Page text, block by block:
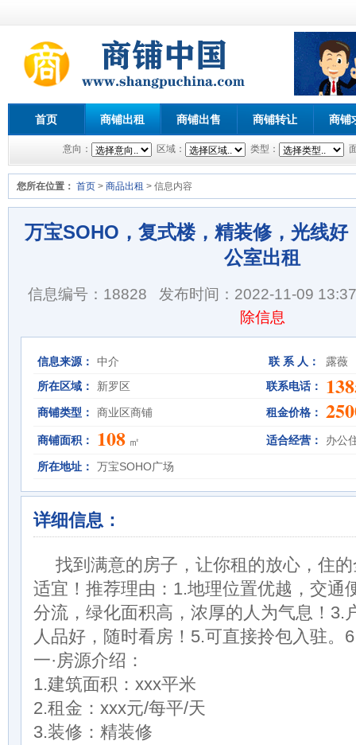
首页 商铺出租 商铺出售 商铺转让 商铺
意向： 区域： 类型：
您所在位置： 首页 > 商品出租 > 信息内容
万宝SOHO，复式楼，精装修，光线好
公室出租
信息编号：18828
发布时间：2022-11-09
除信息
信息来源： 中介 联 系 人：
露薇
所在区域：
新罗区 联系电话：
商铺类型： 商业区商铺 租金价格：
商铺面积： 108 ㎡ 适合经营： 办公
所在地址： 万宝SOHO广场
详细信息：
找到满意的房子，让你租的放心，住
适宜！推荐理由：1.地理位置优越，交通
分流，绿化面积高，浓厚的人为气息！3.
人品好，随时看房！5.可直接拎包入驻。
一·房源介绍：
1.建筑面积：xxx平米
2.租金：xxx元/每平/天
3.装修：精装修